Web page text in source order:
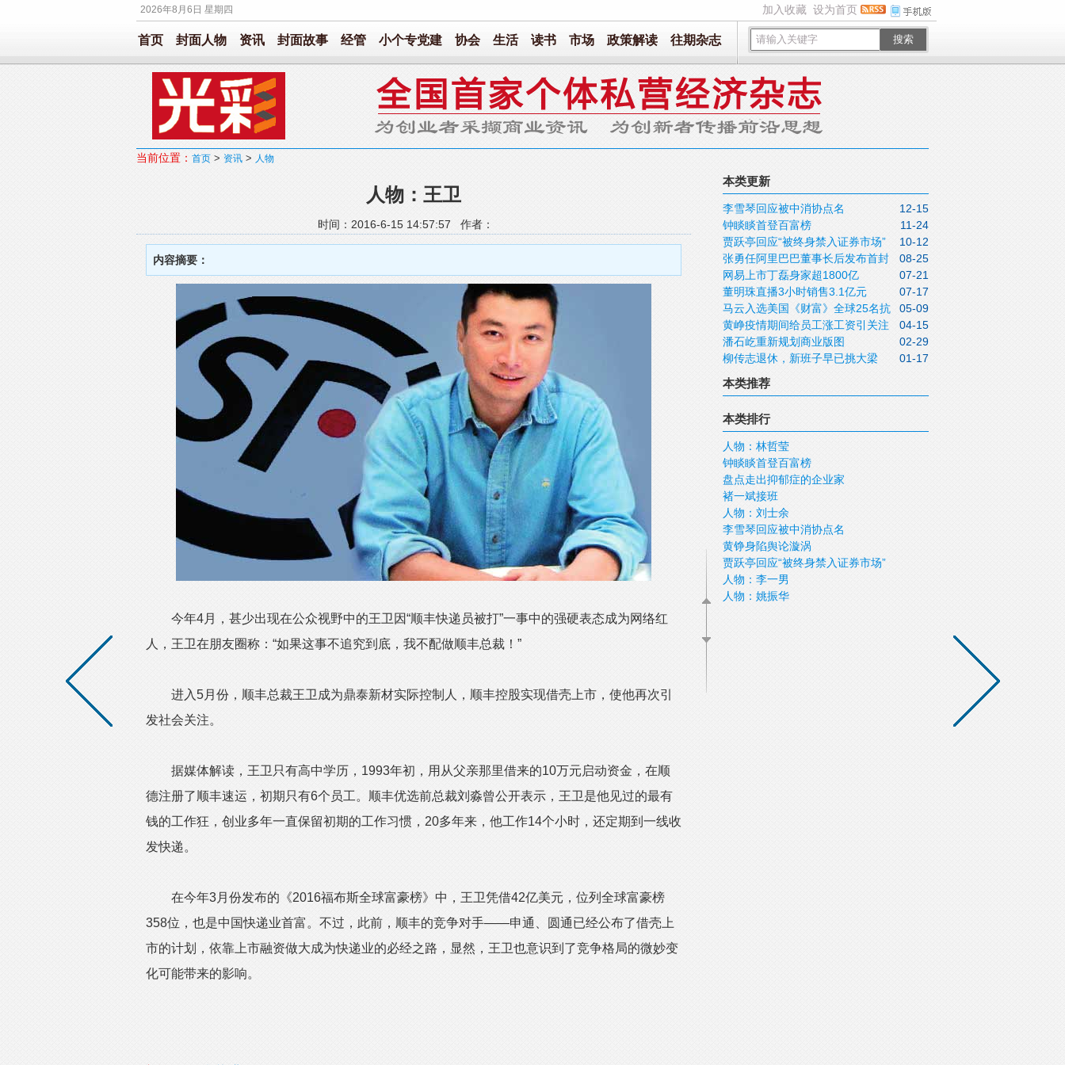
2026年8月6日 星期四 加入收藏 设为首页
搜索
首页 封面人物 资讯 封面故事 经管 小个专党建 协会 生活 读书 市场 政策解读 往期杂志
当前位置： 首页 > 资讯 > 人物
人物：王卫
时间：2016-6-15 14:57:57 作者：
内容摘要：
今年4月，甚少出现在公众视野中的王卫因“顺丰快递员被打”一事中的强硬表态成为网络红
人，王卫在朋友圈称：“如果这事不追究到底，我不配做顺丰总裁！”
进入5月份，顺丰总裁王卫成为鼎泰新材实际控制人，顺丰控股实现借壳上市，使他再次引
发社会关注。
据媒体解读，王卫只有高中学历，1993年初，用从父亲那里借来的10万元启动资金，在顺
德注册了顺丰速运，初期只有6个员工。顺丰优选前总裁刘淼曾公开表示，王卫是他见过的最有
钱的工作狂，创业多年一直保留初期的工作习惯，20多年来，他工作14个小时，还定期到一线收
发快递。
在今年3月份发布的《2016福布斯全球富豪榜》中，王卫凭借42亿美元，位列全球富豪榜
358位，也是中国快递业首富。不过，此前，顺丰的竞争对手——申通、圆通已经公布了借壳上
市的计划，依靠上市融资做大成为快递业的必经之路，显然，王卫也意识到了竞争格局的微妙变
化可能带来的影响。
本类更新
12-15
李雪琴回应被中消协点名
11-24
钟睒睒首登百富榜
10-12
贾跃亭回应“被终身禁入证券市场”
08-25
张勇任阿里巴巴董事长后发布首封
致股东信 07-21
网易上市丁磊身家超1800亿
07-17
董明珠直播3小时销售3.1亿元
05-09
马云入选美国《财富》全球25名抗
疫领袖 04-15
黄峥疫情期间给员工涨工资引关注
02-29
潘石屹重新规划商业版图
01-17
柳传志退休，新班子早已挑大梁
本类推荐
本类排行
人物：林哲莹
钟睒睒首登百富榜
盘点走出抑郁症的企业家
褚一斌接班
人物：刘士余
李雪琴回应被中消协点名
黄铮身陷舆论漩涡
贾跃亭回应“被终身禁入证券市场”
人物：李一男
人物：姚振华